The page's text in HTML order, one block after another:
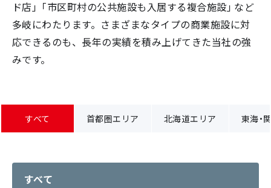
ド店」「市区町村の公共施設も入居する複合施設」など
多岐にわたります。さまざまなタイプの商業施設に対
応できるのも、長年の実績を積み上げてきた当社の強
みです。
すべて 首都圏エリア 北海道エリア 東海・
すべて